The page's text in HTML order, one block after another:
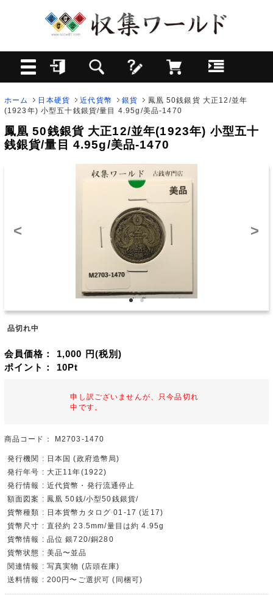
ホーム 日本硬貨 近代貨幣 銀貨
鳳凰 50銭銀貨 大正12/並年
(1923年) 小型五十銭銀貨/量目 4.95g/美品-1470
鳳凰 50銭銀貨 大正12/並年(1923年) 小型五十
銭銀貨/量目 4.95g/美品-1470
< >
品切れ中
会員価格： 1,000 円(税別)
ポイント： 10Pt
申し訳ございませんが、只今品切れ
中です。
商品コード： M2703-1470
発行機関 : 日本国 (政府造幣局)
発行年号 : 大正11年(1922)
発行情報 : 近代貨幣・発行流通停止
額面図案 : 鳳凰 50銭/小型50銭銀貨/
貨幣種類 : 日本貨幣カタログ 01-17 (近17)
貨幣尺寸 : 直径約 23.5mm/量目は約 4.95g
貨幣情報 : 品位 銀720/銅280
貨幣状態 : 美品〜並品
関連情報 : 写真実物 (店頭在庫)
送料情報 : 200円〜ご選択可 (同梱可)